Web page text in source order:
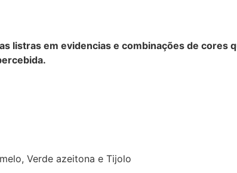
listras em evidencias e combinações de cores
Verde azeitona e Tijolo